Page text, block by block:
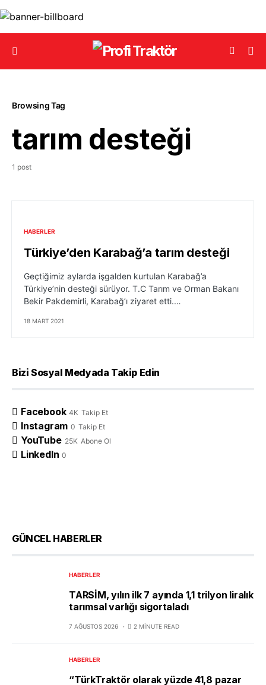
Browsing Tag
tarım desteği
1 post
HABERLER
Türkiye’den Karabağ’a tarım desteği
Geçtiğimiz aylarda işgalden kurtulan Karabağ’a
Türkiye’nin desteği sürüyor. T.C Tarım ve Orman Bakanı
Bekir Pakdemirli, Karabağ’ı ziyaret etti.…
18 MART 2021
Bizi Sosyal Medyada Takip Edin
Facebook 4K Takip Et
Instagram 0 Takip Et
YouTube 25K Abone Ol
LinkedIn 0
GÜNCEL HABERLER
HABERLER
TARSİM, yılın ilk 7 ayında 1,1 trilyon liralık
tarımsal varlığı sigortaladı
7 AĞUSTOS 2026 2 MINUTE READ
HABERLER
“TürkTraktör olarak yüzde 41,8 pazar